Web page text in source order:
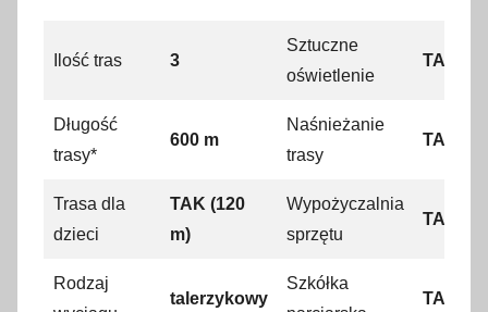
Ilość tras 3
Sztuczne
oświetlenie
TAK
Długość
trasy*
600 m
Naśnieżanie
trasy
TAK
Trasa dla
dzieci
TAK (120
m)
Wypożyczalnia
sprzętu
TAK
Rodzaj
talerzykowy
Szkółka
TAK